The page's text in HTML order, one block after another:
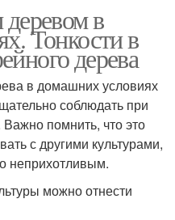
в
Тонкости в
дерева
в домашних условиях
соблюдать при
помнить, что это
с другими культурами,
неприхотливым.
можно отнести